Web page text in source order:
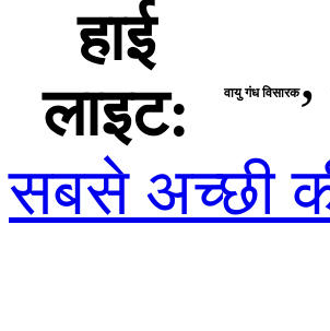
हाई
लाइट:
वायु गंध विसारक
सबसे अच्छी